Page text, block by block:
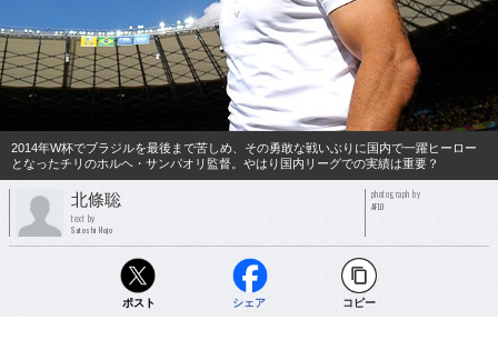
2014年W杯でブラジルを最後まで苦しめ、その勇敢な戦いぶりに国内で一躍ヒーロー
となったチリのホルヘ・サンパオリ監督。やはり国内リーグでの実績は重要？
北條聡
text by
Satoshi Hojo
photograph by
AFLO
ポスト シェア コピー